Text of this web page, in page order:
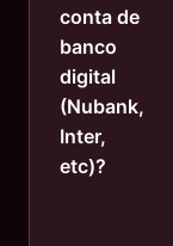
conta de
banco
digital
(Nubank,
Inter,
etc)?